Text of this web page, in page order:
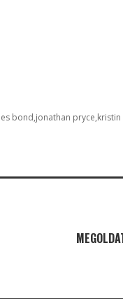
bond jonathan pryce